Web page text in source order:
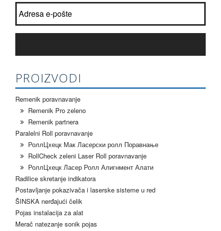
Придружите нашу листу билтен? *
PROIZVODI
Remenik poravnavanje
Remenik Pro zeleno
Remenik partnera
Paralelni Roll poravnavanje
РоллЦхецк Мак Ласерски ролл Поравнање
RollCheck zeleni Laser Roll poravnavanje
РоллЦхецк Ласер Ролл Алигнмент Алати
Radilice skretanje indikatora
Postavljanje pokazivača i laserske sisteme u red
ŠINSKA nerđajući čelik
Pojas instalacija za alat
Merač natezanje sonik pojas